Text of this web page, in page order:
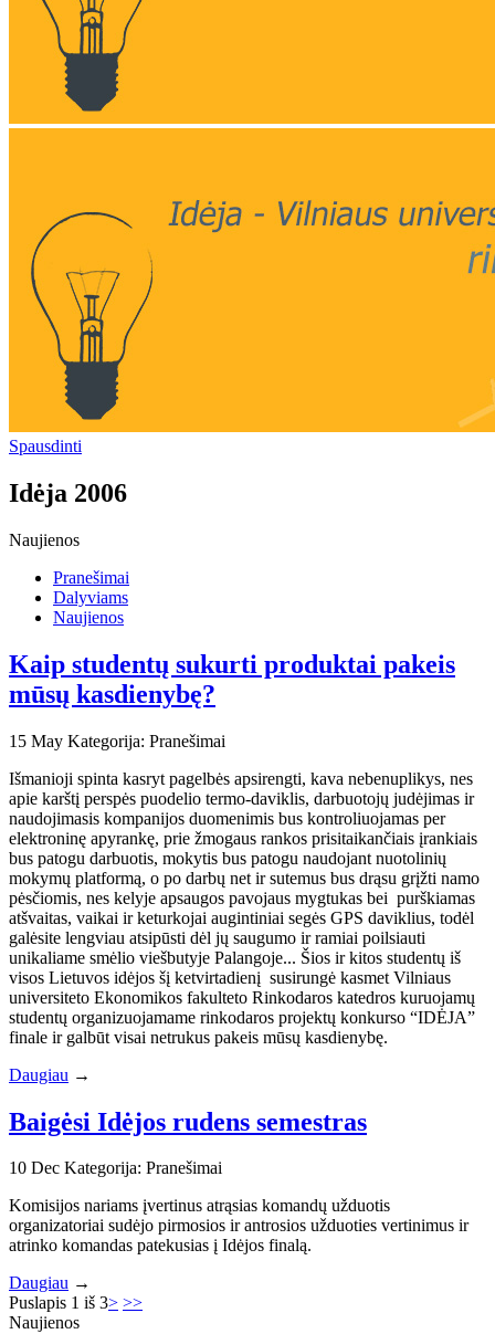
Spausdinti
Idėja 2006
Naujienos
Pranešimai
Dalyviams
Naujienos
Kaip studentų sukurti produktai pakeis
mūsų kasdienybę?
15 May Kategorija: Pranešimai
Išmanioji spinta kasryt pagelbės apsirengti, kava nebenuplikys, nes
apie karštį perspės puodelio termo-daviklis, darbuotojų judėjimas ir
naudojimasis kompanijos duomenimis bus kontroliuojamas per
elektroninę apyrankę, prie žmogaus rankos prisitaikančiais įrankiais
bus patogu darbuotis, mokytis bus patogu naudojant nuotolinių
mokymų platformą, o po darbų net ir sutemus bus drąsu grįžti namo
pėsčiomis, nes kelyje apsaugos pavojaus mygtukas bei purškiamas
atšvaitas, vaikai ir keturkojai augintiniai segės GPS daviklius, todėl
galėsite lengviau atsipūsti dėl jų saugumo ir ramiai poilsiauti
unikaliame smėlio viešbutyje Palangoje... Šios ir kitos studentų iš
visos Lietuvos idėjos šį ketvirtadienį susirungė kasmet Vilniaus
universiteto Ekonomikos fakulteto Rinkodaros katedros kuruojamų
studentų organizuojamame rinkodaros projektų konkurso “IDĖJA”
finale ir galbūt visai netrukus pakeis mūsų kasdienybę.
Daugiau →
Baigėsi Idėjos rudens semestras
10 Dec Kategorija: Pranešimai
Komisijos nariams įvertinus atrąsias komandų užduotis
organizatoriai sudėjo pirmosios ir antrosios užduoties vertinimus ir
atrinko komandas patekusias į Idėjos finalą.
Daugiau →
Puslapis 1 iš 3> >>
Naujienos